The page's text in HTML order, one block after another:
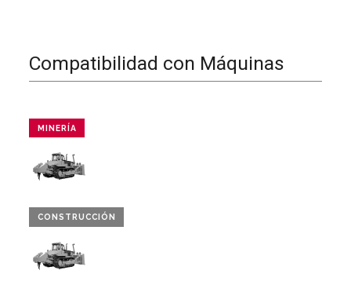
Compatibilidad con Máquinas
MINERÍA
CONSTRUCCIÓN